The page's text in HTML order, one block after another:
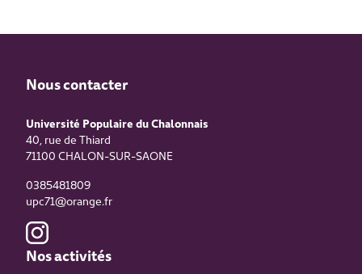
Nous contacter
Université Populaire du Chalonnais
40, rue de Thiard
71100 CHALON-SUR-SAONE
0385481809
upc71@orange.fr
Nos activités